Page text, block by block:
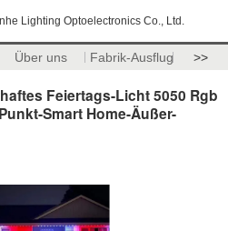
Lighting Optoelectronics Co., Ltd.
Über uns Fabrik-Ausflug >>
Feiertags-Licht 5050 Rgb
Smart Home-Äußer-